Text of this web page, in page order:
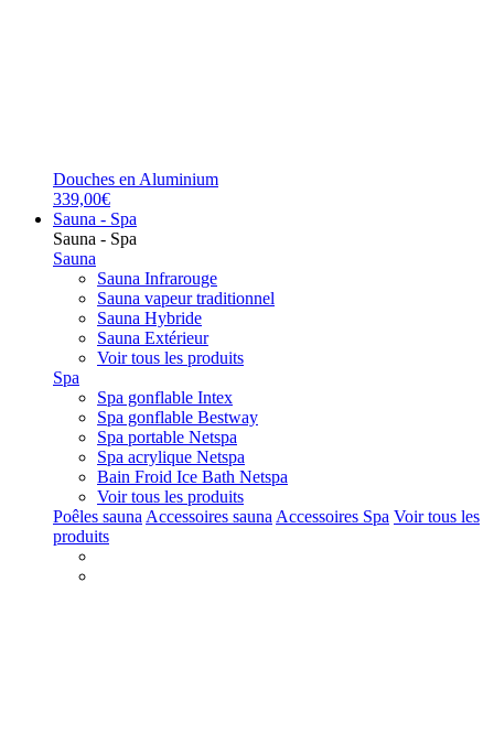
Douches en Aluminium
339,00€
Sauna - Spa
Sauna - Spa
Sauna
Sauna Infrarouge
Sauna vapeur traditionnel
Sauna Hybride
Sauna Extérieur
Voir tous les produits
Spa
Spa gonflable Intex
Spa gonflable Bestway
Spa portable Netspa
Spa acrylique Netspa
Bain Froid Ice Bath Netspa
Voir tous les produits
Poêles sauna Accessoires sauna Accessoires Spa Voir tous les
produits